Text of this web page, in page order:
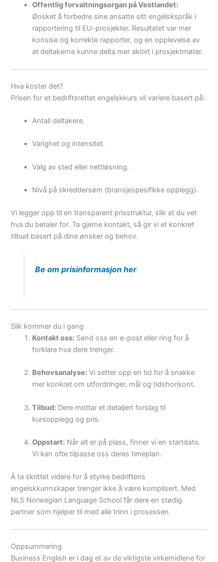
Offentlig forvaltningsorgan på Vestlandet:
Ønsket å forbedre sine ansatte sitt engelsk­språk i
rapportering til EU-prosjekter. Resultatet var mer
konsise og korrekte rapporter, og en opplevelse av
at deltakerne kunne delta mer aktivt i prosjektmøter.
Hva koster det?
Prisen for et bedriftsrettet engelskkurs vil variere basert på:
Antall deltakere.
Varighet og intensitet.
Valg av sted eller nettløsning.
Nivå på skreddersøm (bransjespesifikke opplegg).
Vi legger opp til en transparent prisstruktur, slik at du vet
hva du betaler for. Ta gjerne kontakt, så gir vi et konkret
tilbud basert på dine ønsker og behov.
Be om prisinformasjon her
Slik kommer du i gang
Kontakt oss: Send oss en e-post eller ring for å
forklare hva dere trenger.
Behovsanalyse: Vi setter opp en tid for å snakke
mer konkret om utfordringer, mål og tidshorisont.
Tilbud: Dere mottar et detaljert forslag til
kursopplegg og pris.
Oppstart: Når alt er på plass, finner vi en startdato.
Vi kan ofte tilpasse oss deres timeplan.
Å ta skrittet videre for å styrke bedriftens
engelskkunnskaper trenger ikke å være komplisert. Med
NLS Norwegian Language School får dere en stødig
partner som hjelper til med alle trinn i prosessen.
Oppsummering
Business English er i dag et av de viktigste virkemidlene for